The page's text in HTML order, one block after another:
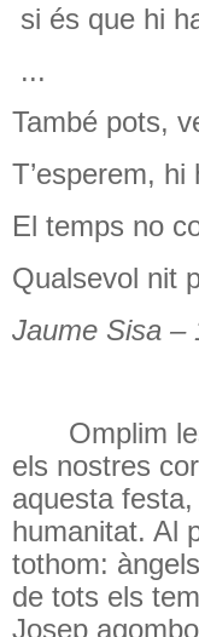
si és que hi
...
També pots,
T’esperem, hi
El temps no
Qualsevol nit
Jaume Sisa –
Omplim
els nostres
aquesta
humanitat. Al
tothom:
de tots els
Josep